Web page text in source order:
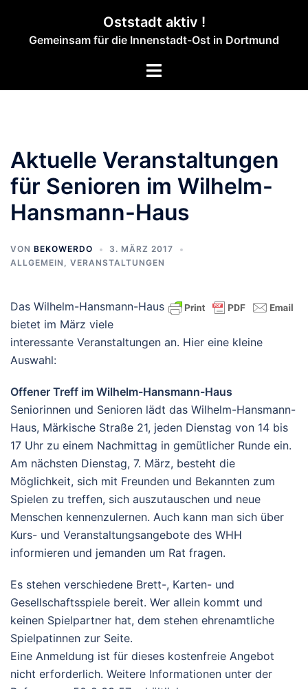
springen
Oststadt aktiv !
Gemeinsam für die Innenstadt-Ost in Dortmund
Menü
Aktuelle Veranstaltungen
für Senioren im Wilhelm-
Hansmann-Haus
VON BEKOWERDO
3. MÄRZ 2017
ALLGEMEIN , VERANSTALTUNGEN
Das Wilhelm-Hansmann-Haus
bietet im März viele
interessante Veranstaltungen an. Hier eine kleine
Auswahl:
Offener Treff im Wilhelm-Hansmann-Haus
Seniorinnen und Senioren lädt das Wilhelm-Hansmann-
Haus, Märkische Straße 21, jeden Dienstag von 14 bis
17 Uhr zu einem Nachmittag in gemütlicher Runde ein.
Am nächsten Dienstag, 7. März, besteht die
Möglichkeit, sich mit Freunden und Bekannten zum
Spielen zu treffen, sich auszutauschen und neue
Menschen kennenzulernen. Auch kann man sich über
Kurs- und Veranstaltungsangebote des WHH
informieren und jemanden um Rat fragen.
Es stehen verschiedene Brett-, Karten- und
Gesellschaftsspiele bereit. Wer allein kommt und
keinen Spielpartner hat, dem stehen ehrenamtliche
Spielpatinnen zur Seite.
Eine Anmeldung ist für dieses kostenfreie Angebot
nicht erforderlich. Weitere Informationen unter der